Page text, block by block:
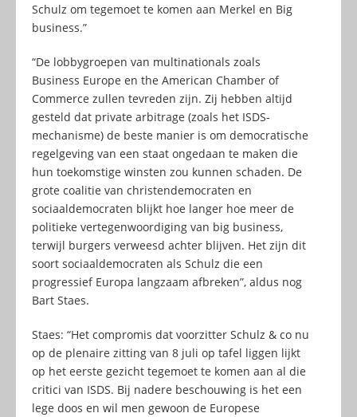
Schulz om tegemoet te komen aan Merkel en Big
business.”
“De lobbygroepen van multinationals zoals
Business Europe en the American Chamber of
Commerce zullen tevreden zijn. Zij hebben altijd
gesteld dat private arbitrage (zoals het ISDS-
mechanisme) de beste manier is om democratische
regelgeving van een staat ongedaan te maken die
hun toekomstige winsten zou kunnen schaden. De
grote coalitie van christendemocraten en
sociaaldemocraten blijkt hoe langer hoe meer de
politieke vertegenwoordiging van big business,
terwijl burgers verweesd achter blijven. Het zijn dit
soort sociaaldemocraten als Schulz die een
progressief Europa langzaam afbreken”, aldus nog
Bart Staes.
Staes: “Het compromis dat voorzitter Schulz & co nu
op de plenaire zitting van 8 juli op tafel liggen lijkt
op het eerste gezicht tegemoet te komen aan al die
critici van ISDS. Bij nadere beschouwing is het een
lege doos en wil men gewoon de Europese